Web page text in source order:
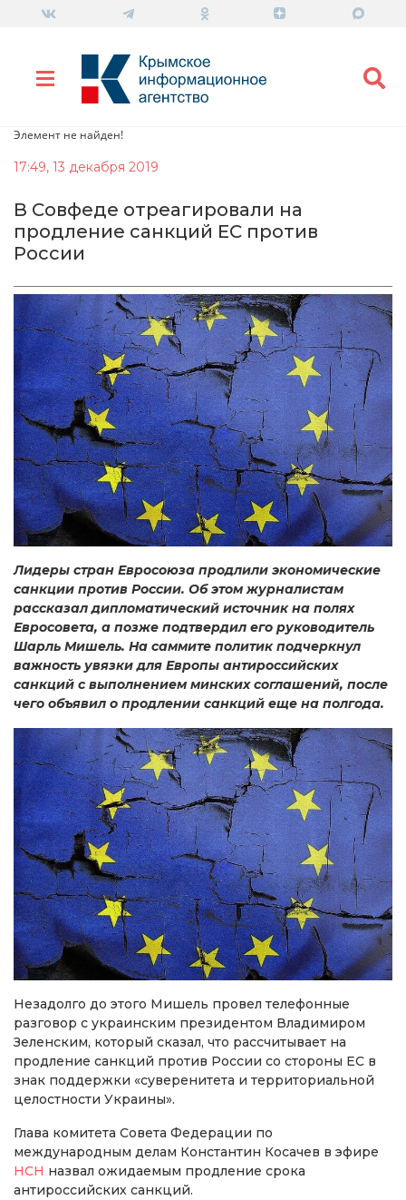
Элемент не найден!
17:49, 13 декабря 2019
В Совфеде отреагировали на
продление санкций ЕС против
России
Лидеры стран Евросоюза продлили экономические
санкции против России. Об этом журналистам
рассказал дипломатический источник на полях
Евросовета, а позже подтвердил его руководитель
Шарль Мишель. На саммите политик подчеркнул
важность увязки для Европы антироссийских
санкций с выполнением минских соглашений, после
чего объявил о продлении санкций еще на полгода.
Незадолго до этого Мишель провел телефонные
разговор с украинским президентом Владимиром
Зеленским, который сказал, что рассчитывает на
продление санкций против России со стороны ЕС в
знак поддержки «суверенитета и территориальной
целостности Украины».
Глава комитета Совета Федерации по
международным делам Константин Косачев в эфире
НСН назвал ожидаемым продление срока
антироссийских санкций.